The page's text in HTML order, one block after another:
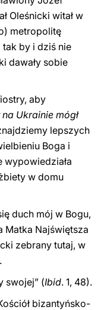
Oleśnicki witał w
metropolitę
tak by i dziś nie
dawały sobie
aby
Ukrainie mógł
lepszych
Boga i
wypowiedziała
w domu
duch mój w Bogu,
Matka Najświętsza
zebrany tutaj, w
swojej” (Ibid. 1, 48).
bizantyńsko-